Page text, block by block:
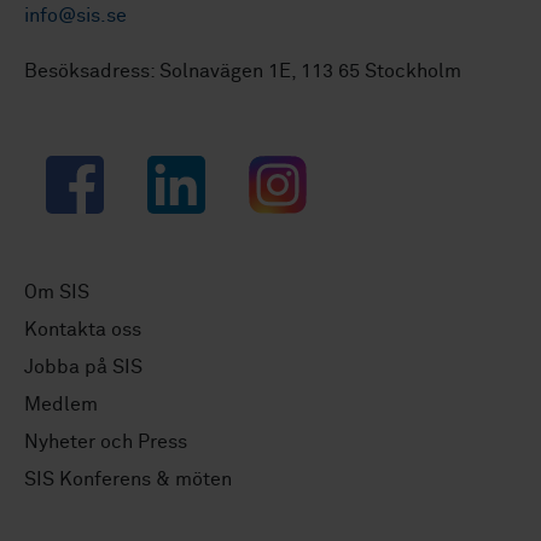
info@sis.se
Besöksadress: Solnavägen 1E, 113 65 Stockholm
Facebook LinkedIn Instagram
Om SIS
Kontakta oss
Jobba på SIS
Medlem
Nyheter och Press
SIS Konferens & möten